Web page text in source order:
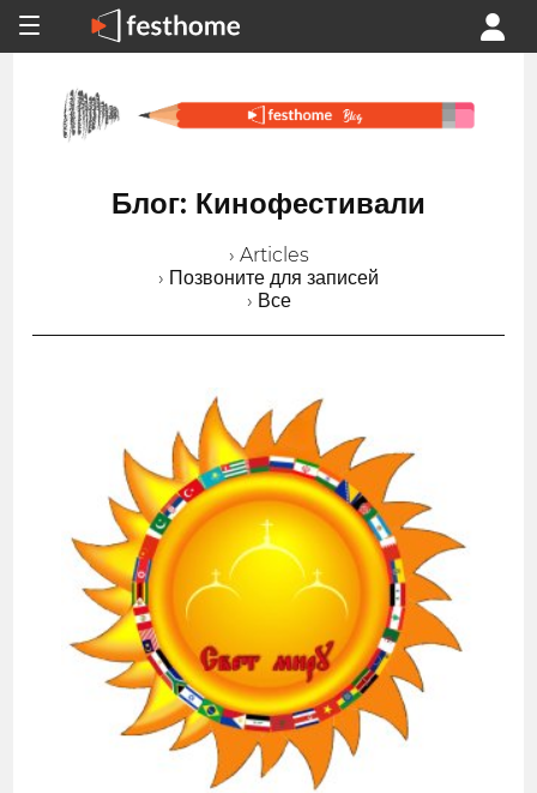
Блог: Кинофестивали
› Articles
› Позвоните для записей
› Все